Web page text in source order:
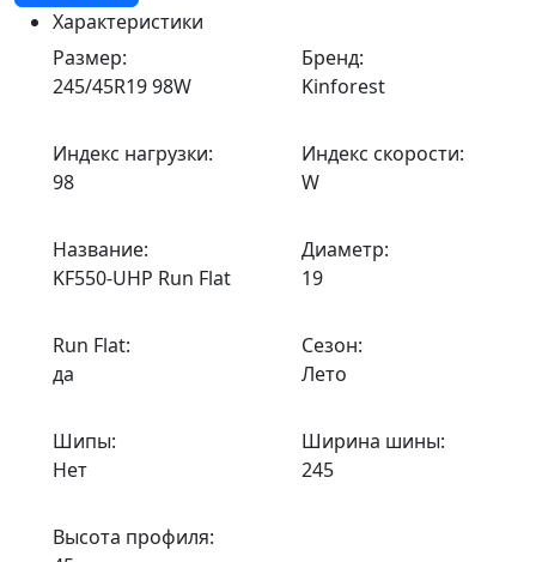
Характеристики
Размер:
245/45R19 98W
Бренд:
Kinforest
Индекс нагрузки:
98
Индекс скорости:
W
Название:
KF550-UHP Run Flat
Диаметр:
19
Run Flat:
да
Сезон:
Лето
Шипы:
Нет
Ширина шины:
245
Высота профиля: